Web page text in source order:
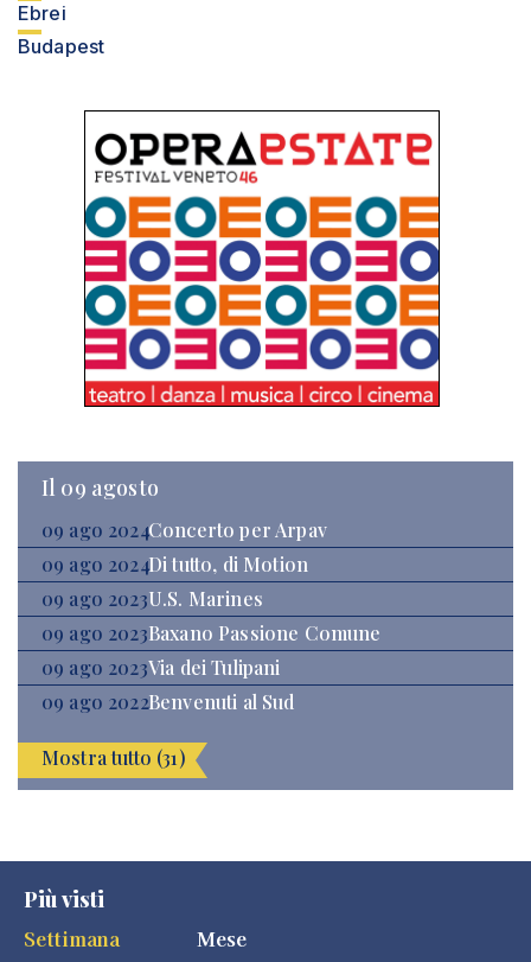
Ebrei
Budapest
Il 09 agosto
09 ago 2024Concerto per Arpav
09 ago 2024Di tutto, di Motion
09 ago 2023U.S. Marines
09 ago 2023Baxano Passione Comune
09 ago 2023Via dei Tulipani
09 ago 2022Benvenuti al Sud
Mostra tutto (31)
Più visti
Settimana
Mese